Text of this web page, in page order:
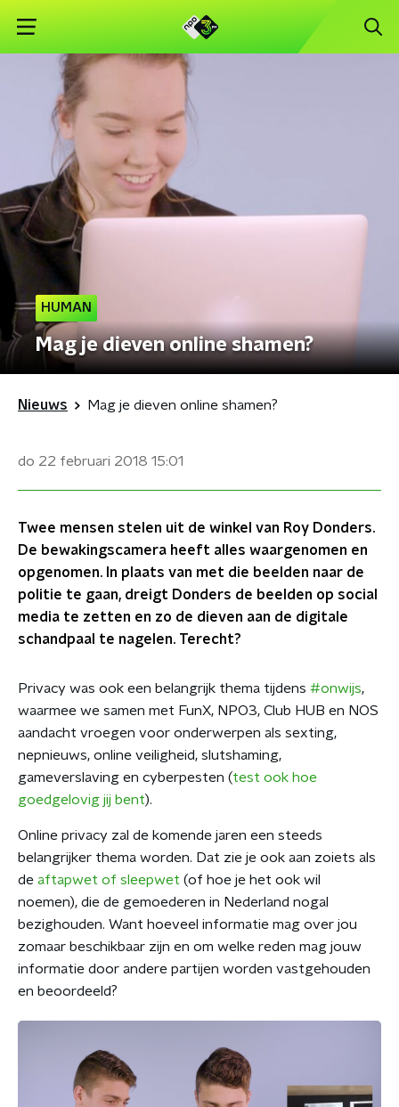
HUMAN
Mag je dieven online shamen?
Nieuws Mag je dieven online shamen?
do 22 februari 2018 15:01
Twee mensen stelen uit de winkel van Roy Donders.
De bewakingscamera heeft alles waargenomen en
opgenomen. In plaats van met die beelden naar de
politie te gaan, dreigt Donders de beelden op social
media te zetten en zo de dieven aan de digitale
schandpaal te nagelen. Terecht?
Privacy was ook een belangrijk thema tijdens #onwijs,
waarmee we samen met FunX, NPO3, Club HUB en NOS
aandacht vroegen voor onderwerpen als sexting,
nepnieuws, online veiligheid, slutshaming,
gameverslaving en cyberpesten (test ook hoe
goedgelovig jij bent).
Online privacy zal de komende jaren een steeds
belangrijker thema worden. Dat zie je ook aan zoiets als
de aftapwet of sleepwet (of hoe je het ook wil
noemen), die de gemoederen in Nederland nogal
bezighouden. Want hoeveel informatie mag over jou
zomaar beschikbaar zijn en om welke reden mag jouw
informatie door andere partijen worden vastgehouden
en beoordeeld?